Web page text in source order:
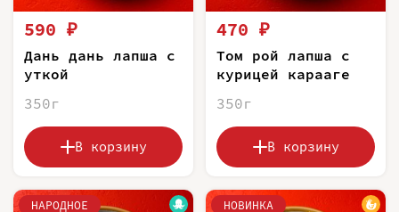
590 ₽
Дань дань лапша с
уткой
350г
В корзину
470 ₽
Том рой лапша с
курицей карааге
350г
В корзину
НАРОДНОЕ НОВИНКА